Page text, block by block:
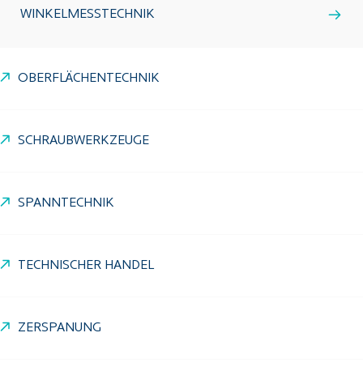
WINKELMESSTECHNIK
OBERFLÄCHENTECHNIK
SCHRAUBWERKZEUGE
SPANNTECHNIK
TECHNISCHER HANDEL
ZERSPANUNG